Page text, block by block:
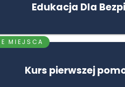
Edukacja Dla
MIEJSCA
Kurs pierwszej